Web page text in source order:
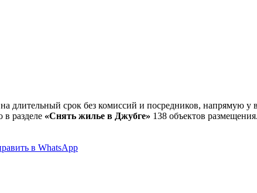
срок без комиссий и посредников, напрямую у
в разделе «Снять жилье в Джубге» 138 объектов размещения.